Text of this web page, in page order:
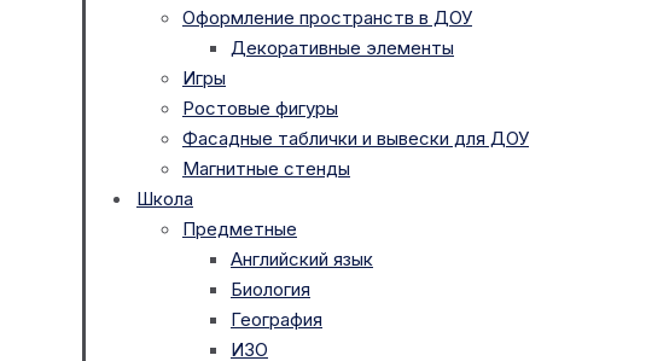
Оформление пространств в ДОУ
Декоративные элементы
Игры
Ростовые фигуры
Фасадные таблички и вывески для ДОУ
Магнитные стенды
Школа
Предметные
Английский язык
Биология
География
ИЗО